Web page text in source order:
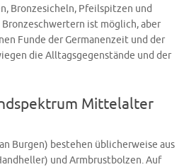
Bronzesicheln, Pfeilspitzen und
Bronzeschwertern ist möglich, aber
Funde der Germanenzeit und der
die Alltagsgegenstände und der
Mittelalter
Burgen) bestehen üblicherweise aus
und Armbrustbolzen. Auf